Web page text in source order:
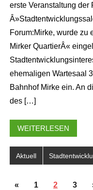
erste Veranstaltung der
Forum:Mirke, wurde zu
Mirker QuartierÂ«
ehemaligen Wartesaal
Bahnhof Mirke ein. An
des […]
WEITERLESEN
Aktuell
«Vorherige
1 2 3